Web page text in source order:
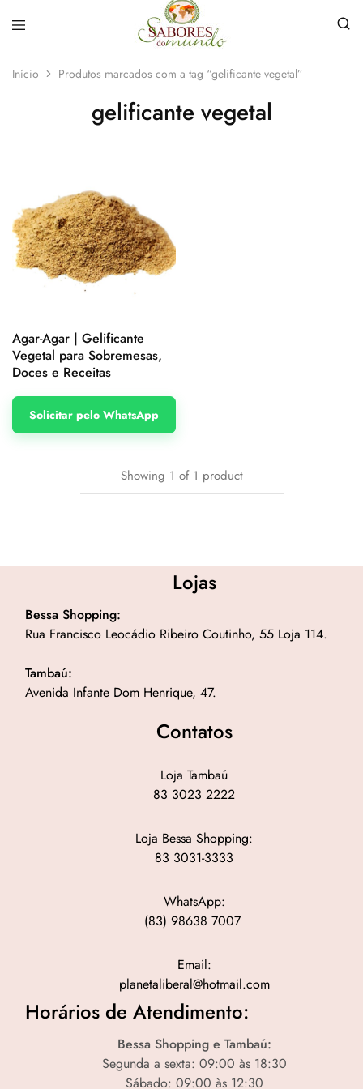
do
Mundo
loja
de
Especiarias
Início Produtos marcados com a tag “gelificante vegetal”
gelificante vegetal
Agar-Agar | Gelificante
Vegetal para Sobremesas,
Doces e Receitas
Solicitar pelo WhatsApp
Showing 1 of 1 product
Lojas
Bessa Shopping:
Rua Francisco Leocádio Ribeiro Coutinho, 55 Loja 114.
Tambaú:
Avenida Infante Dom Henrique, 47.
Contatos
Loja Tambaú
83 3023 2222
Loja Bessa Shopping:
83 3031-3333
WhatsApp:
(83) 98638 7007
Email:
planetaliberal@hotmail.com
Horários de Atendimento:
Bessa Shopping e Tambaú:
Segunda a sexta: 09:00 às 18:30
Sábado: 09:00 às 12:30